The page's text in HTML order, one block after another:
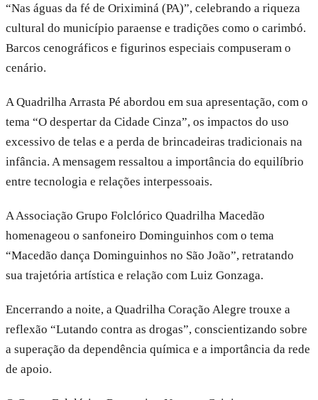
“Nas águas da fé de Oriximiná (PA)”, celebrando a riqueza
cultural do município paraense e tradições como o carimbó.
Barcos cenográficos e figurinos especiais compuseram o
cenário.
A Quadrilha Arrasta Pé abordou em sua apresentação, com o
tema “O despertar da Cidade Cinza”, os impactos do uso
excessivo de telas e a perda de brincadeiras tradicionais na
infância. A mensagem ressaltou a importância do equilíbrio
entre tecnologia e relações interpessoais.
A Associação Grupo Folclórico Quadrilha Macedão
homenageou o sanfoneiro Dominguinhos com o tema
“Macedão dança Dominguinhos no São João”, retratando
sua trajetória artística e relação com Luiz Gonzaga.
Encerrando a noite, a Quadrilha Coração Alegre trouxe a
reflexão “Lutando contra as drogas”, conscientizando sobre
a superação da dependência química e a importância da rede
de apoio.